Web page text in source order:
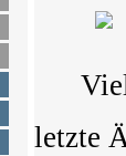
letzte